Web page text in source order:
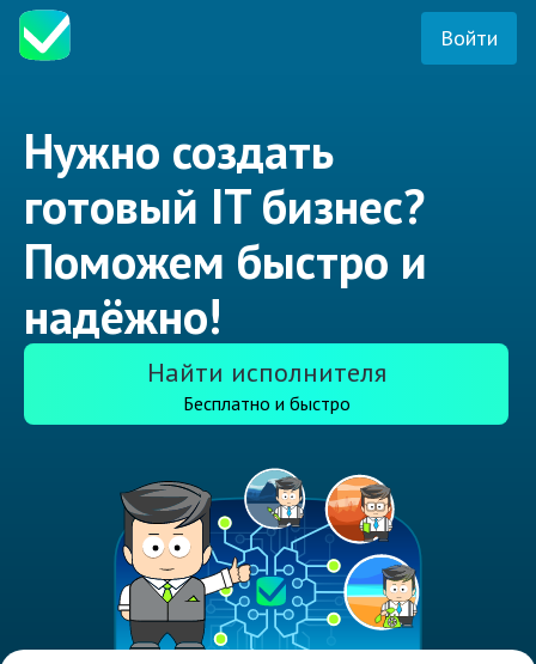
Войти
Нужно создать
готовый IT бизнес?
Поможем быстро и
надёжно!
Найти исполнителя
Бесплатно и быстро